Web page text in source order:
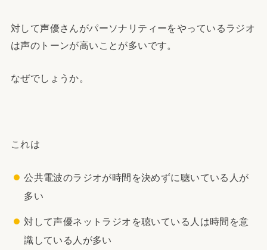
対して声優さんがパーソナリティーをやっているラジオ
は声のトーンが高いことが多いです。
なぜでしょうか。
これは
公共電波のラジオが時間を決めずに聴いている人が
多い
対して声優ネットラジオを聴いている人は時間を意
識している人が多い